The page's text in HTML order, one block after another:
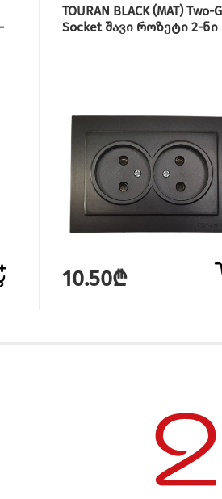
TOURAN BLACK (MAT) Two-
Socket შავი როზეტი 2-ნი
10.50₾